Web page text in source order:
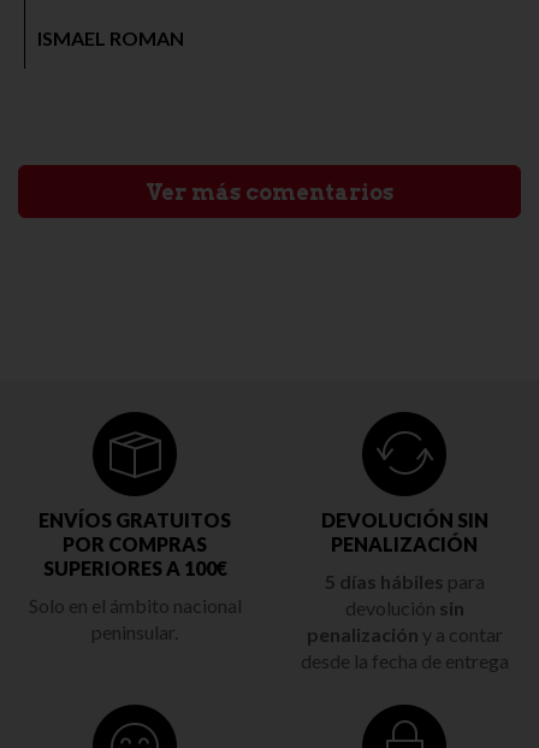
ISMAEL ROMAN
Ver más comentarios
ENVÍOS GRATUITOS
POR COMPRAS
SUPERIORES A 100€
Solo en el ámbito nacional
peninsular.
DEVOLUCIÓN SIN
PENALIZACIÓN
5 días hábiles para
devolución sin
penalización y a contar
desde la fecha de entrega